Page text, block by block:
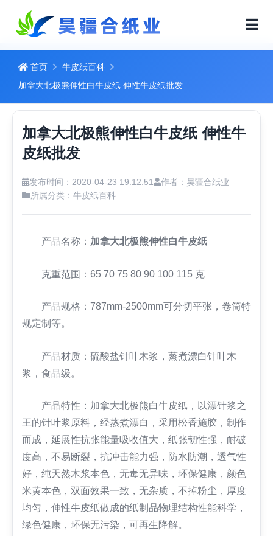
首页
牛皮纸百科
加拿大北极熊伸性白牛皮纸 伸性牛皮纸批发
加拿大北极熊伸性白牛皮纸 伸性牛
皮纸批发
发布时间：2020-04-23 19:12:51
作者：昊疆合纸业
所属分类： 牛皮纸百科
产品名称： 加拿大北极熊伸性白牛皮纸
克重范围：65 70 75 80 90 100 115 克
产品规格：787mm-2500mm可分切平张，卷筒特
规定制等。
产品材质：硫酸盐针叶木浆，蒸煮漂白针叶木
浆，食品级。
产品特性：加拿大北极熊白牛皮纸，以漂针浆之
王的针叶浆原料，经蒸煮漂白，采用松香施胶，制作
而成，延展性抗张能量吸收值大，纸张韧性强，耐破
度高，不易断裂，抗冲击能力强，防水防潮，透气性
好，纯天然木浆本色，无毒无异味，环保健康，颜色
米黄本色，双面效果一致，无杂质，不掉粉尘，厚度
均匀，伸性牛皮纸做成的纸制品物理结构性能科学，
绿色健康，环保无污染，可再生降解。